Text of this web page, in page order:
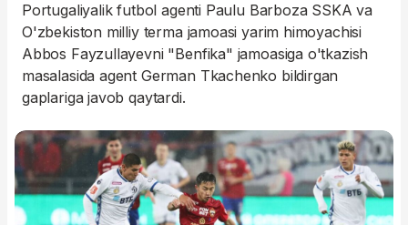
Portugaliyalik futbol agenti Paulu Barboza SSKA va
O'zbekiston milliy terma jamoasi yarim himoyachisi
Abbos Fayzullayevni "Benfika" jamoasiga o'tkazish
masalasida agent German Tkachenko bildirgan
gaplariga javob qaytardi.